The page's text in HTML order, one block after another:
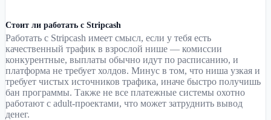
Стоит ли работать с Stripcash
Работать с Stripcash имеет смысл, если у тебя есть
качественный трафик в взрослой нише — комиссии
конкурентные, выплаты обычно идут по расписанию, и
платформа не требует холдов. Минус в том, что ниша узкая и
требует чистых источников трафика, иначе быстро получишь
бан программы. Также не все платежные системы охотно
работают с adult-проектами, что может затруднить вывод
денег.